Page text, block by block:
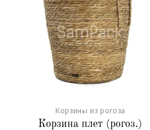
Корзины из рогоза
Корзина плет (рогоз.)